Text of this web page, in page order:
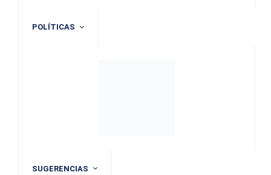
POLÍTICAS
SUGERENCIAS